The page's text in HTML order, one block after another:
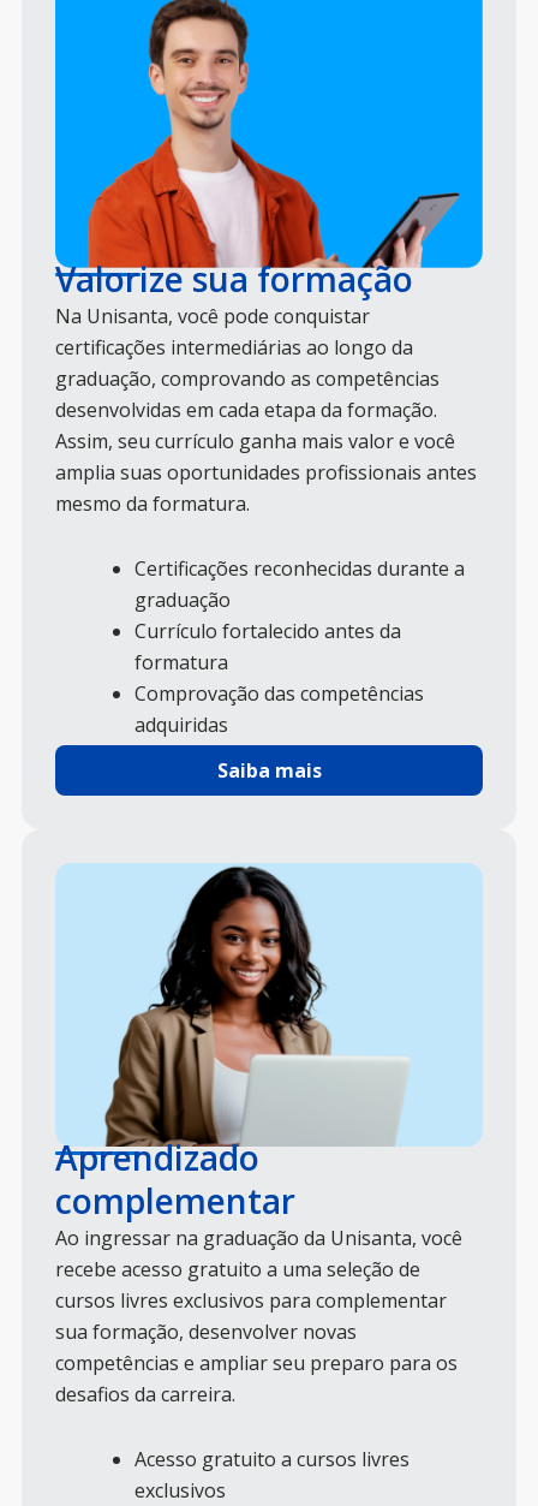
Valorize sua formação
Na Unisanta, você pode conquistar
certificações intermediárias ao longo da
graduação, comprovando as competências
desenvolvidas em cada etapa da formação.
Assim, seu currículo ganha mais valor e você
amplia suas oportunidades profissionais antes
mesmo da formatura.
Certificações reconhecidas durante a
graduação
Currículo fortalecido antes da
formatura
Comprovação das competências
adquiridas
Saiba mais
Aprendizado
complementar
Ao ingressar na graduação da Unisanta, você
recebe acesso gratuito a uma seleção de
cursos livres exclusivos para complementar
sua formação, desenvolver novas
competências e ampliar seu preparo para os
desafios da carreira.
Acesso gratuito a cursos livres
exclusivos